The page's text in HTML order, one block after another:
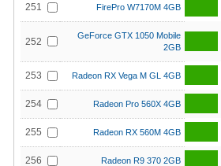
251 FirePro W7170M 4GB
252
GeForce GTX 1050 Mobile
2GB
253 Radeon RX Vega M GL 4GB
254 Radeon Pro 560X 4GB
255 Radeon RX 560M 4GB
256 Radeon R9 370 2GB